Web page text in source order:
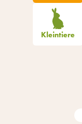
Kleintiere